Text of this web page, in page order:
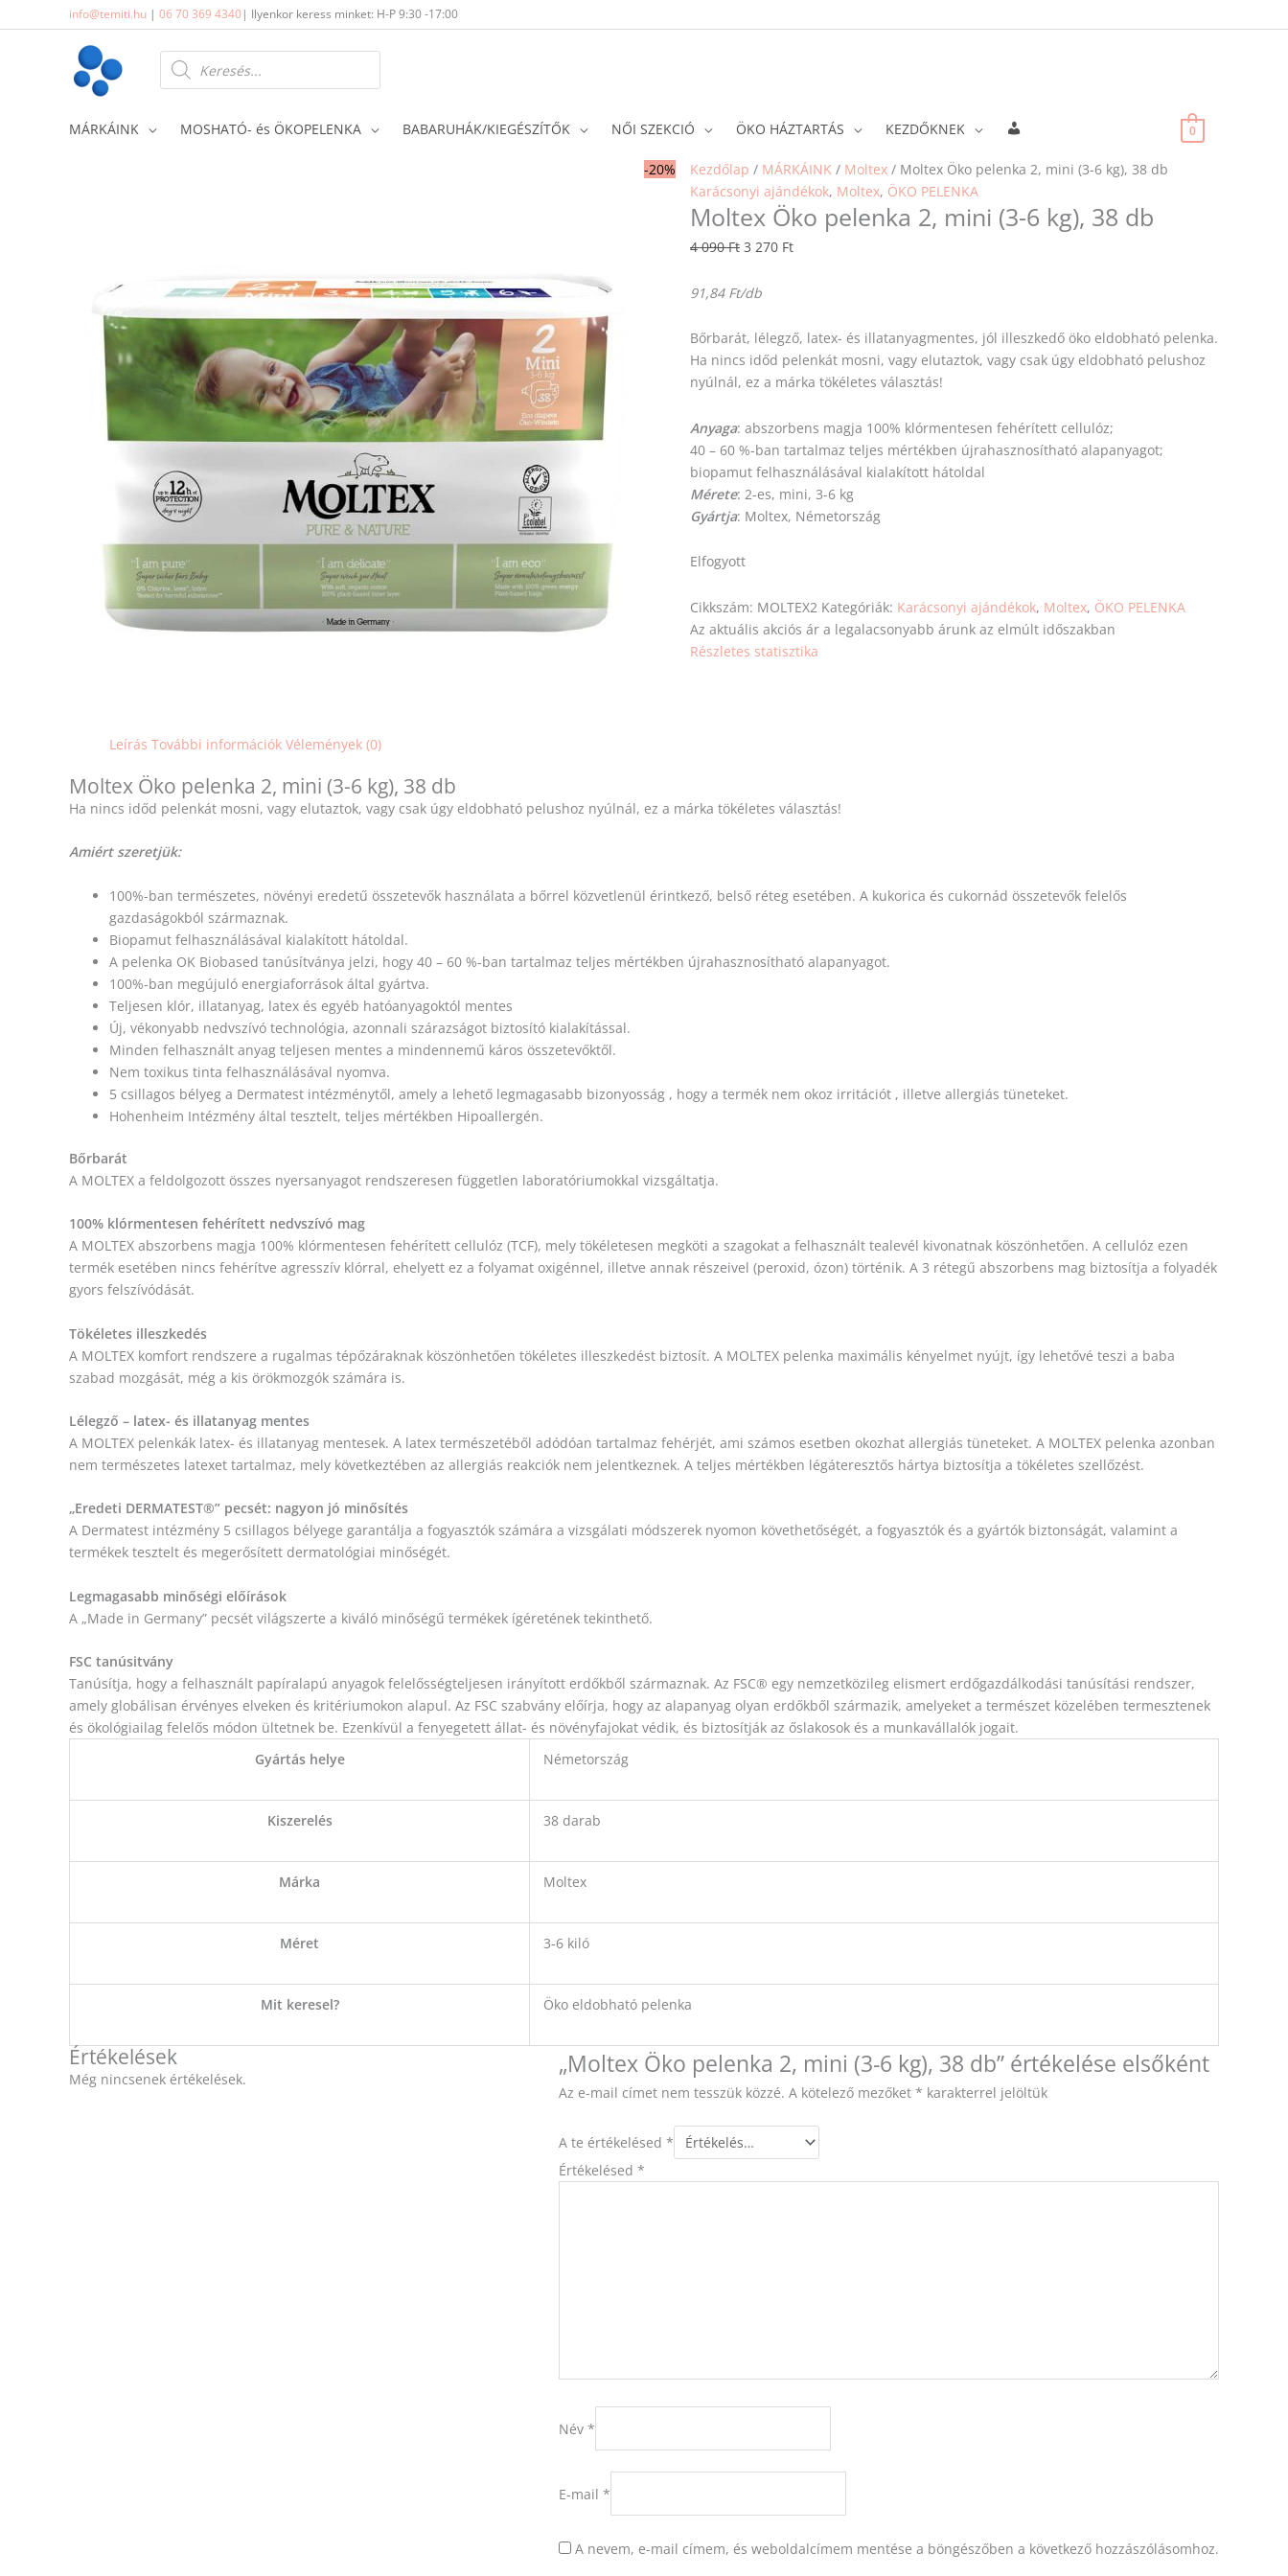
to
info@temiti.hu | 06 70 369 4340| Ilyenkor keress minket: H-P 9:30 -17:00
Products
search
MÁRKÁINK MOSHATÓ- és ÖKOPELENKA BABARUHÁK/KIEGÉSZÍTŐK NŐI SZEKCIÓ ÖKO HÁZTARTÁS KEZDŐKNEK 0
-20% Kezdőlap / MÁRKÁINK / Moltex / Moltex Öko pelenka 2, mini (3-6 kg), 38 db
Karácsonyi ajándékok, Moltex, ÖKO PELENKA
Moltex Öko pelenka 2, mini (3-6 kg), 38 db
4 090Ft
Original
price
was:
090 Ft.
3 270 Ft
Current
price
is:
270 Ft.
91,84 Ft/db
Bőrbarát, lélegző, latex- és illatanyagmentes, jól illeszkedő öko eldobható pelenka.
Ha nincs időd pelenkát mosni, vagy elutaztok, vagy csak úgy eldobható pelushoz
nyúlnál, ez a márka tökéletes választás!
Anyaga: abszorbens magja 100% klórmentesen fehérített cellulóz;
40 – 60 %-ban tartalmaz teljes mértékben újrahasznosítható alapanyagot;
biopamut felhasználásával kialakított hátoldal
Mérete: 2-es, mini, 3-6 kg
Gyártja: Moltex, Németország
Elfogyott
Cikkszám: MOLTEX2 Kategóriák: Karácsonyi ajándékok, Moltex, ÖKO PELENKA
Az aktuális akciós ár a legalacsonyabb árunk az elmúlt időszakban
Részletes statisztika
Leírás További információk Vélemények (0)
Moltex Öko pelenka 2, mini (3-6 kg), 38 db
Ha nincs időd pelenkát mosni, vagy elutaztok, vagy csak úgy eldobható pelushoz nyúlnál, ez a márka tökéletes választás!
Amiért szeretjük:
100%-ban természetes, növényi eredetű összetevők használata a bőrrel közvetlenül érintkező, belső réteg esetében. A kukorica és cukornád összetevők felelős
gazdaságokból származnak.
Biopamut felhasználásával kialakított hátoldal.
A pelenka OK Biobased tanúsítványa jelzi, hogy 40 – 60 %-ban tartalmaz teljes mértékben újrahasznosítható alapanyagot.
100%-ban megújuló energiaforrások által gyártva.
Teljesen klór, illatanyag, latex és egyéb hatóanyagoktól mentes
Új, vékonyabb nedvszívó technológia, azonnali szárazságot biztosító kialakítással.
Minden felhasznált anyag teljesen mentes a mindennemű káros összetevőktől.
Nem toxikus tinta felhasználásával nyomva.
5 csillagos bélyeg a Dermatest intézménytől, amely a lehető legmagasabb bizonyosság , hogy a termék nem okoz irritációt , illetve allergiás tüneteket.
Hohenheim Intézmény által tesztelt, teljes mértékben Hipoallergén.
Bőrbarát
A MOLTEX a feldolgozott összes nyersanyagot rendszeresen független laboratóriumokkal vizsgáltatja.
100% klórmentesen fehérített nedvszívó mag
A MOLTEX abszorbens magja 100% klórmentesen fehérített cellulóz (TCF), mely tökéletesen megköti a szagokat a felhasznált tealevél kivonatnak köszönhetően. A cellulóz ezen
termék esetében nincs fehérítve agresszív klórral, ehelyett ez a folyamat oxigénnel, illetve annak részeivel (peroxid, ózon) történik. A 3 rétegű abszorbens mag biztosítja a folyadék
gyors felszívódását.
Tökéletes illeszkedés
A MOLTEX komfort rendszere a rugalmas tépőzáraknak köszönhetően tökéletes illeszkedést biztosít. A MOLTEX pelenka maximális kényelmet nyújt, így lehetővé teszi a baba
szabad mozgását, még a kis örökmozgók számára is.
Lélegző – latex- és illatanyag mentes
A MOLTEX pelenkák latex- és illatanyag mentesek. A latex természetéből adódóan tartalmaz fehérjét, ami számos esetben okozhat allergiás tüneteket. A MOLTEX pelenka azonban
nem természetes latexet tartalmaz, mely következtében az allergiás reakciók nem jelentkeznek. A teljes mértékben légáteresztős hártya biztosítja a tökéletes szellőzést.
„Eredeti DERMATEST®” pecsét: nagyon jó minősítés
A Dermatest intézmény 5 csillagos bélyege garantálja a fogyasztók számára a vizsgálati módszerek nyomon követhetőségét, a fogyasztók és a gyártók biztonságát, valamint a
termékek tesztelt és megerősített dermatológiai minőségét.
Legmagasabb minőségi előírások
A „Made in Germany” pecsét világszerte a kiváló minőségű termékek ígéretének tekinthető.
FSC tanúsitvány
Tanúsítja, hogy a felhasznált papíralapú anyagok felelősségteljesen irányított erdőkből származnak. Az FSC® egy nemzetközileg elismert erdőgazdálkodási tanúsítási rendszer,
amely globálisan érvényes elveken és kritériumokon alapul. Az FSC szabvány előírja, hogy az alapanyag olyan erdőkből származik, amelyeket a természet közelében termesztenek
és ökológiailag felelős módon ültetnek be. Ezenkívül a fenyegetett állat- és növényfajokat védik, és biztosítják az őslakosok és a munkavállalók jogait.
Gyártás helye
Németország
Kiszerelés 38 darab
Márka Moltex
Méret 3-6 kiló
Mit keresel? Öko eldobható pelenka
Értékelések
Még nincsenek értékelések.
„Moltex Öko pelenka 2, mini (3-6 kg), 38 db” értékelése elsőként
Az e-mail címet nem tesszük közzé. A kötelező mezőket * karakterrel jelöltük
A te értékelésed *
Értékelésed *
Név *
E-mail *
A nevem, e-mail címem, és weboldalcímem mentése a böngészőben a következő hozzászólásomhoz.